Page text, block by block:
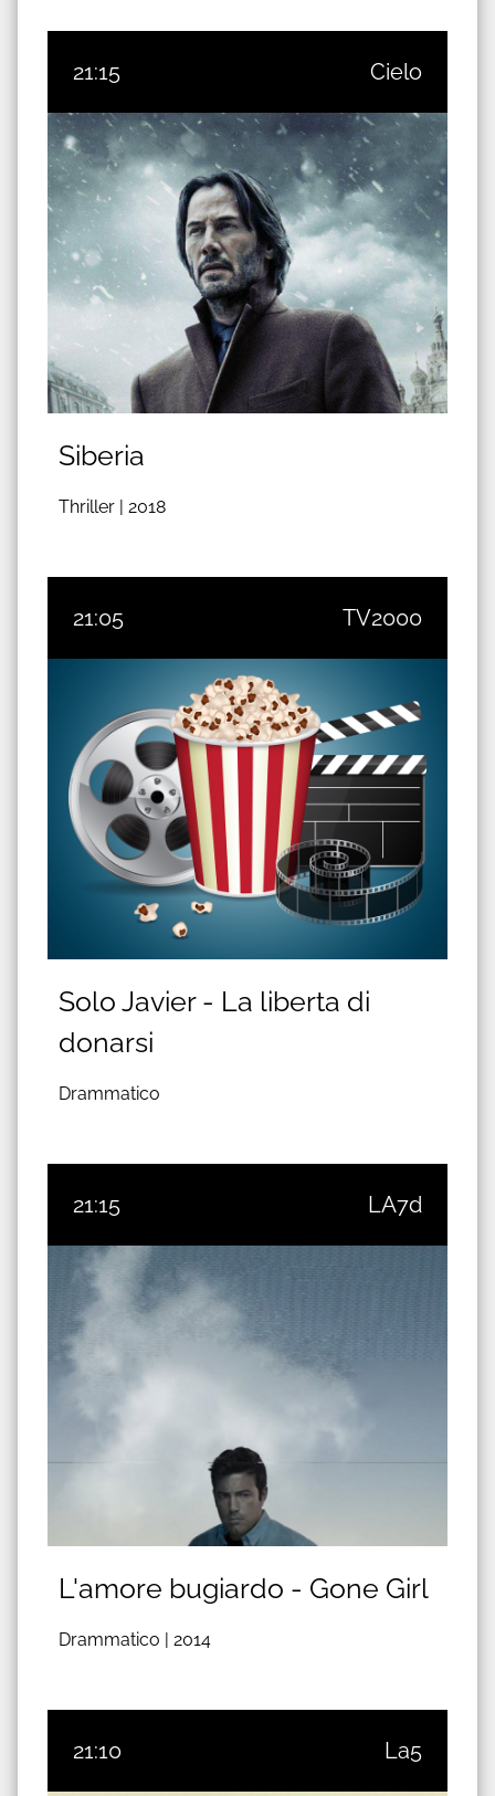
21:15 Cielo
Siberia
Thriller | 2018
21:05 TV2000
Solo Javier - La liberta di
donarsi
Drammatico
21:15 LA7d
L'amore bugiardo - Gone Girl
Drammatico | 2014
21:10 La5